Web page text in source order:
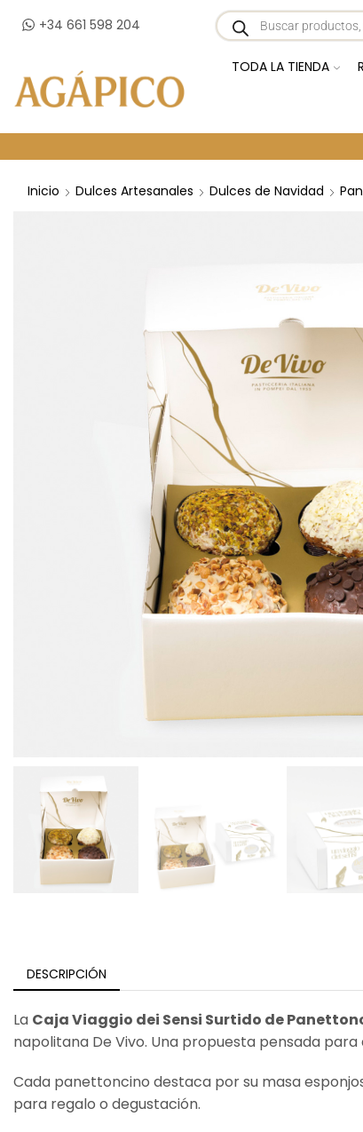
+34 661 598 204
TODA LA TIENDA
Inicio Dulces Artesanales Dulces de Navidad
DESCRIPCIÓN
La Caja Viaggio dei Sensi Surtido de
napolitana De Vivo. Una propuesta pensada
Cada panettoncino destaca por su masa
para regalo o degustación.